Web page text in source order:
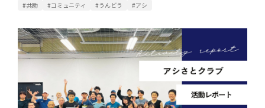
#共助 #コミュニティ #うんどう #アシ